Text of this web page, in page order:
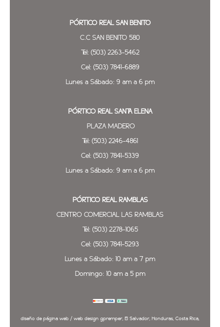
PÓRTICO REAL SAN BENITO
C.C SAN BENITO 580
Tel: (503) 2263-5462
Cel: (503) 7841-6889
Lunes a Sábado: 9 am a 6 pm
PÓRTICO REAL SANTA ELENA
PLAZA MADERO
Tel: (503) 2246-4861
Cel: (503) 7841-5339
Lunes a Sábado: 9 am a 6 pm
PÓRTICO REAL RAMBLAS
CENTRO COMERCIAL LAS RAMBLAS
Tel: (503) 2278-1065
Cel: (503) 7841-5293
Lunes a Sábado: 10 am a 7 pm
Domingo: 10 am a 5 pm
diseño de página web / web design gpremper, El Salvador, Honduras, Costa Rica,